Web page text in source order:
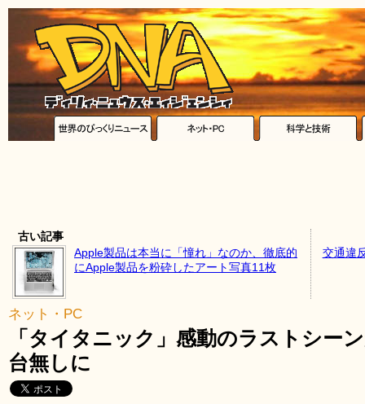
古い記事
Apple製品は本当に「憧れ」なのか、徹底的
にApple製品を粉砕したアート写真11枚
交通違
ネット・PC
「タイタニック」感動のラストシー
台無しに